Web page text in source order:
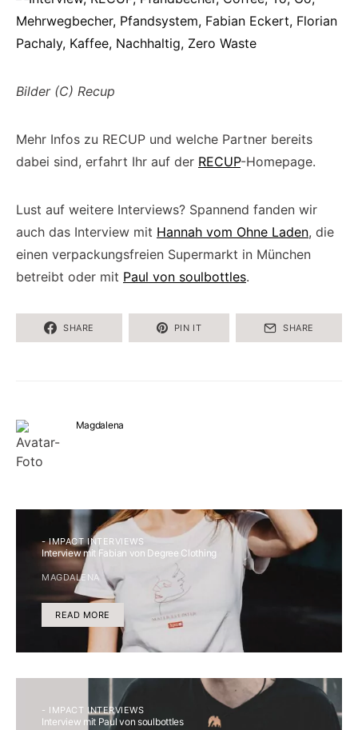
Bilder (C) Recup
Mehr Infos zu RECUP und welche Partner bereits
dabei sind, erfahrt Ihr auf der RECUP-Homepage.
Lust auf weitere Interviews? Spannend fanden wir
auch das Interview mit Hannah vom Ohne Laden, die
einen verpackungsfreien Supermarkt in München
betreibt oder mit Paul von soulbottles.
SHARE PIN IT SHARE
Magdalena
- IMPACT INTERVIEWS
Interview mit Fabian von Degree Clothing
MAGDALENA
READ MORE
- IMPACT INTERVIEWS
Interview mit Paul von soulbottles